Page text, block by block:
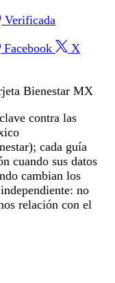
Verificada
Facebook X
Bienestar MX
contra las
cada guía
cuando sus datos
cambian los
no
relación con el